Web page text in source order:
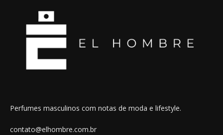
Perfumes masculinos com notas de moda e lifestyle.
contato@elhombre.com.br